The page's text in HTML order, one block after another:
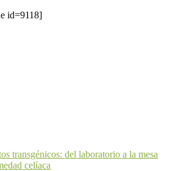
id=9118]
transgénicos: del laboratorio a la mesa
celíaca